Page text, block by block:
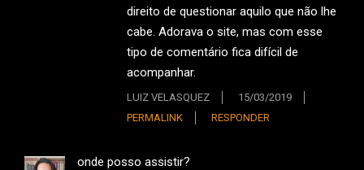
direito de questionar aquilo que não lhe
cabe. Adorava o site, mas com esse
tipo de comentário fica difícil de
acompanhar.
LUIZ VELASQUEZ
15/03/2019
PERMALINK
RESPONDER
onde posso assistir?